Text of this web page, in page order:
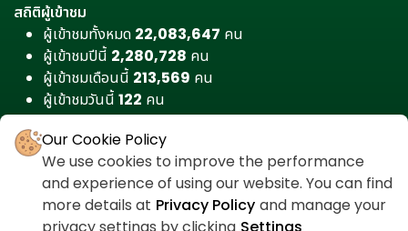
สถิติผู้เข้าชม
ผู้เข้าชมทั้งหมด 22,083,647 คน
ผู้เข้าชมปีนี้ 2,280,728 คน
ผู้เข้าชมเดือนนี้ 213,569 คน
ผู้เข้าชมวันนี้ 122 คน
Our Cookie Policy
We use cookies to improve the performance
and experience of using our website. You can find
more details at Privacy Policy and manage your